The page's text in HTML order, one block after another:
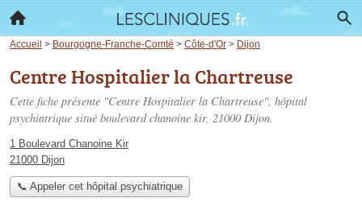
Accueil > Bourgogne-Franche-Comté > Côte-d'Or > Dijon
Centre Hospitalier la Chartreuse
Cette fiche présente "Centre Hospitalier la Chartreuse", hôpital
psychiatrique situé boulevard chanoine kir, 21000 Dijon.
1 Boulevard Chanoine Kir
21000 Dijon
📞 Appeler cet hôpital psychiatrique